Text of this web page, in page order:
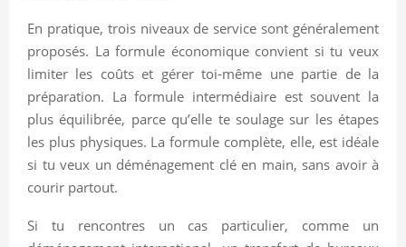
En pratique, trois niveaux de service sont généralement
proposés. La formule économique convient si tu veux
limiter les coûts et gérer toi-même une partie de la
préparation. La formule intermédiaire est souvent la
plus équilibrée, parce qu’elle te soulage sur les étapes
les plus physiques. La formule complète, elle, est idéale
si tu veux un déménagement clé en main, sans avoir à
courir partout.
Si tu rencontres un cas particulier, comme un